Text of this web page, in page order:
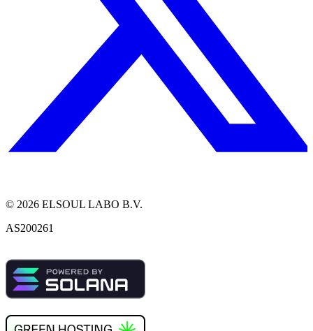
© 2026 ELSOUL LABO B.V.
AS200261